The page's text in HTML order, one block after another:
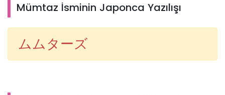
Mümtaz İsminin Japonca Yazılışı
ムムターズ